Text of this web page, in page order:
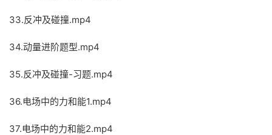
33.反冲及碰撞.mp4
34.动量进阶题型.mp4
35.反冲及碰撞-习题.mp4
36.电场中的力和能1.mp4
37.电场中的力和能2.mp4